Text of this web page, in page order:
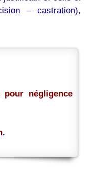
– castration),
pour négligence
.